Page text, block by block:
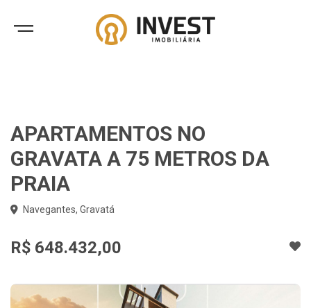
APARTAMENTOS NO
GRAVATA A 75 METROS DA
PRAIA
Navegantes, Gravatá
R$ 648.432,00